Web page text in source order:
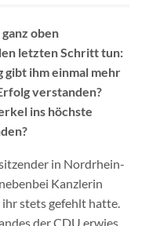
oben
letzten Schritt tun:
ihm einmal mehr
verstanden?
ins höchste
in Nordrhein-
Kanzlerin
stets gefehlt hatte.
der CDU erwies